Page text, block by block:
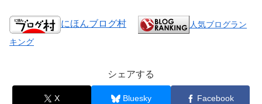
にほんブログ村
人気ブログラン
キング
シェアする
X Bluesky Facebook